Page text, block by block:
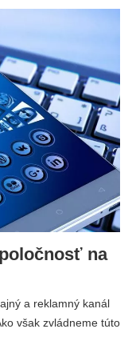
na
a reklamný kanál
však zvládneme túto